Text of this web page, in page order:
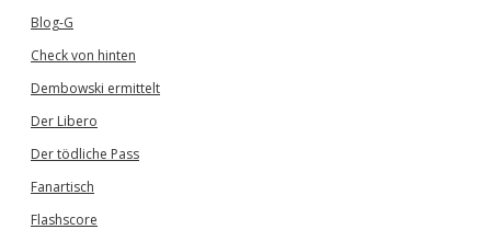
Blog-G
Check von hinten
Dembowski ermittelt
Der Libero
Der tödliche Pass
Fanartisch
Flashscore